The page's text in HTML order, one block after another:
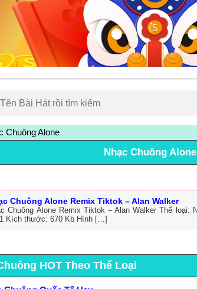
Chuông Alone
Nhạc Chuông Alone
Chuông Alone Remix Tiktok – Alan Walker
Chuông Alone Remix Tiktok – Alan Walker Thể loại:
Kích thước: 670 Kb Hình […]
HOT Theo Thể Loại